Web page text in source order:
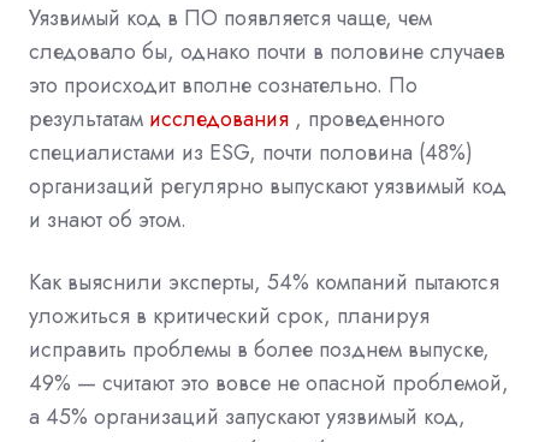
Уязвимый код в ПО появляется чаще, чем
следовало бы, однако почти в половине случаев
это происходит вполне сознательно. По
результатам исследования , проведенного
специалистами из ESG, почти половина (48%)
организаций регулярно выпускают уязвимый код
и знают об этом.
Как выяснили эксперты, 54% компаний пытаются
уложиться в критический срок, планируя
исправить проблемы в более позднем выпуске,
49% — считают это вовсе не опасной проблемой,
а 45% организаций запускают уязвимый код,